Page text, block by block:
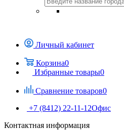
Личный кабинет
Корзина0
Избранные товары0
Сравнение товаров0
+7 (8412) 22-11-12Офис
Контактная информация